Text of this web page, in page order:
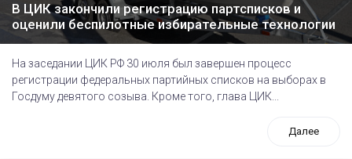
В ЦИК закончили регистрацию партсписков и
оценили беспилотные избирательные технологии
На заседании ЦИК РФ 30 июля был завершен процесс
регистрации федеральных партийных списков на выборах в
Госдуму девятого созыва. Кроме того, глава ЦИК...
Далее